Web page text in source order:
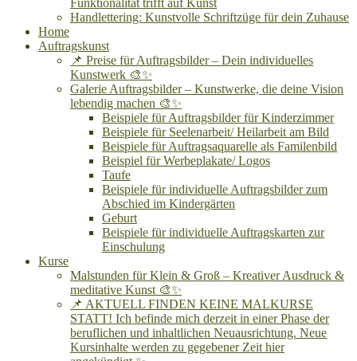
Funktionalität trifft auf Kunst
Handlettering: Kunstvolle Schriftzüge für dein Zuhause
Home
Auftragskunst
📌 Preise für Auftragsbilder – Dein individuelles
Kunstwerk 🎨✨
Galerie Auftragsbilder – Kunstwerke, die deine Vision
lebendig machen 🎨✨
Beispiele für Auftragsbilder für Kinderzimmer
Beispiele für Seelenarbeit/ Heilarbeit am Bild
Beispiele für Auftragsaquarelle als Familenbild
Beispiel für Werbeplakate/ Logos
Taufe
Beispiele für individuelle Auftragsbilder zum
Abschied im Kindergärten
Geburt
Beispiele für individuelle Auftragskarten zur
Einschulung
Kurse
Malstunden für Klein & Groß – Kreativer Ausdruck &
meditative Kunst 🎨✨
📌 AKTUELL FINDEN KEINE MALKURSE
STATT! Ich befinde mich derzeit in einer Phase der
beruflichen und inhaltlichen Neuausrichtung. Neue
Kursinhalte werden zu gegebener Zeit hier